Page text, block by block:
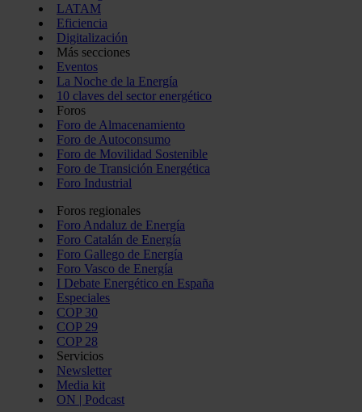
LATAM
Eficiencia
Digitalización
Más secciones
Eventos
La Noche de la Energía
10 claves del sector energético
Foros
Foro de Almacenamiento
Foro de Autoconsumo
Foro de Movilidad Sostenible
Foro de Transición Energética
Foro Industrial
Foros regionales
Foro Andaluz de Energía
Foro Catalán de Energía
Foro Gallego de Energía
Foro Vasco de Energía
I Debate Energético en España
Especiales
COP 30
COP 29
COP 28
Servicios
Newsletter
Media kit
ON | Podcast